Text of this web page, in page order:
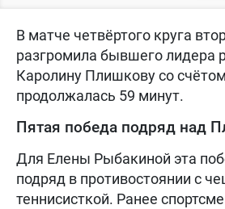
В матче четвёртого круга
разгромила бывшего лидера
Каролину Плишкову со
продолжалась 59 минут.
Пятая победа подряд над
Для Елены Рыбакиной эта
подряд в противостоянии с
теннисисткой. Ранее